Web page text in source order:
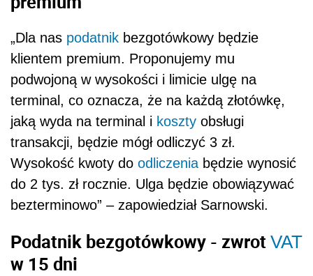
„Dla nas podatnik bezgotówkowy będzie
klientem premium. Proponujemy mu
podwojoną w wysokości i limicie ulgę na
terminal, co oznacza, że na każdą złotówkę,
jaką wyda na terminal i koszty obsługi
transakcji, będzie mógł odliczyć 3 zł.
Wysokość kwoty do odliczenia będzie wynosić
do 2 tys. zł rocznie. Ulga będzie obowiązywać
bezterminowo” – zapowiedział Sarnowski.
Podatnik bezgotówkowy - zwrot VAT
w 15 dni